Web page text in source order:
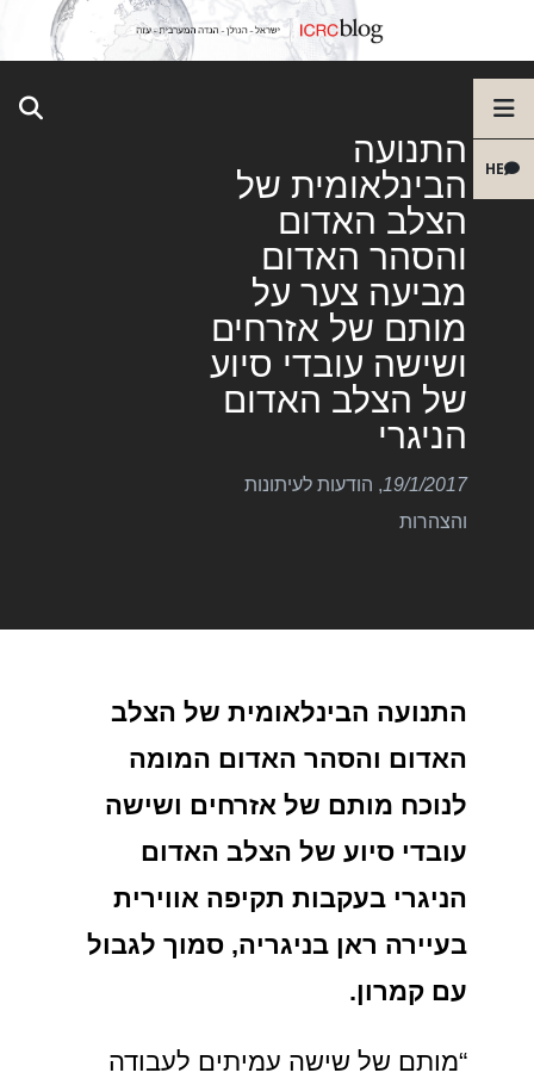
HE
התנועה
הבינלאומית של
הצלב האדום
והסהר האדום
מביעה צער על
מותם של אזרחים
ושישה עובדי סיוע
של הצלב האדום
הניגרי
19/1/2017
, הודעות לעיתונות
והצהרות
התנועה הבינלאומית של הצלב
האדום והסהר האדום המומה
לנוכח מותם של אזרחים ושישה
עובדי סיוע של הצלב האדום
הניגרי בעקבות תקיפה אווירית
בעיירה ראן בניגריה, סמוך לגבול
עם קמרון.
“מותם של שישה עמיתים לעבודה